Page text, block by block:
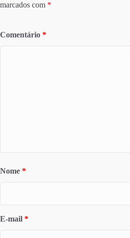
marcados com *
Comentário *
Nome *
E-mail *